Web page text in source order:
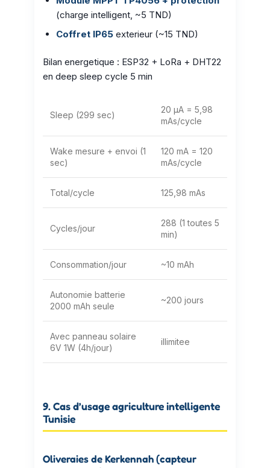
(charge intelligent, ~5 TND)
Coffret IP65 exterieur (~15 TND)
Bilan energetique : ESP32 + LoRa + DHT22
en deep sleep cycle 5 min
Sleep (299 sec)
20 µA = 5,98
mAs/cycle
Wake mesure + envoi (1
sec)
120 mA = 120
mAs/cycle
Total/cycle 125,98 mAs
Cycles/jour
288 (1 toutes 5
min)
Consommation/jour ~10 mAh
Autonomie batterie
2000 mAh seule
~200 jours
Avec panneau solaire
6V 1W (4h/jour)
illimitee
9. Cas d’usage agriculture intelligente
Tunisie
Oliveraies de Kerkennah (capteur